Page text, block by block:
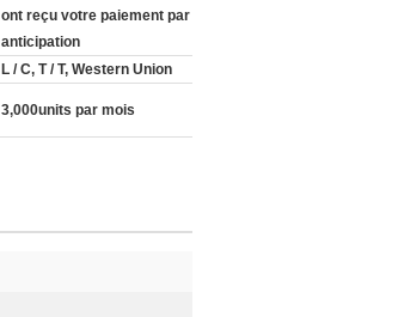
ont reçu votre paiement par
anticipation
L / C, T / T, Western Union
3,000units par mois